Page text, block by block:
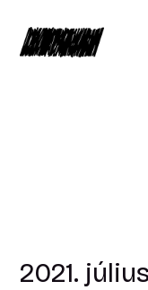
2021. július